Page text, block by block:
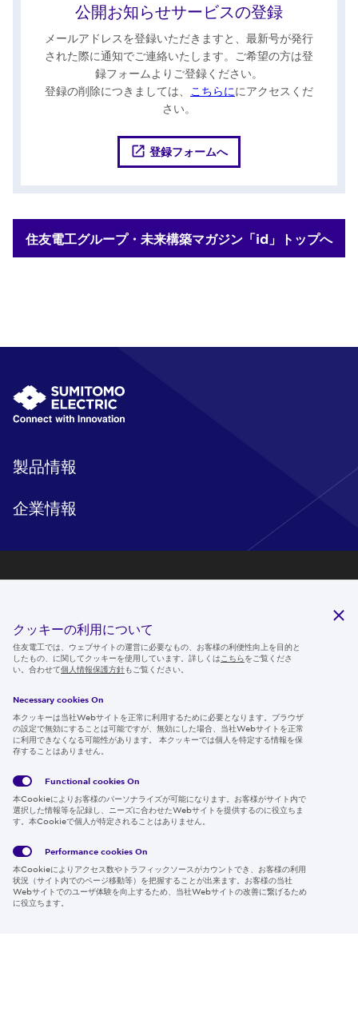
公開お知らせサービスの登録
メールアドレスを登録いただきますと、最新号が発行
された際に通知でご連絡いたします。ご希望の方は登
録フォームよりご登録ください。
登録の削除につきましては、
こちらににアクセスくだ
さい。
登録フォームへ
住友電工グループ・未来構築マガジン「id」トップへ
製品情報
企業情報
ニュースルーム
IR情報
採用情報
Global
Policy
サイト
約
Region & Language:
Japan | JP
クッキーの利用について
住友電工では、ウェブサイトの運営に必要なもの、お客様の利便性向上を目的と
したもの、に関してクッキーを使用しています。詳しくは こちらをご覧くださ
い。合わせて個人情報保護方針もご覧ください。
Necessary cookies On
本クッキーは当社Webサイトを正常に利用するために必要となります。ブラウザ
の設定で無効にすることは可能ですが、無効にした場合、当社Webサイトを正常
に利用できなくなる可能性があります。 本クッキーでは個人を特定する情報を保
存することはありません。
Functional cookies On
本Cookieによりお客様のパーソナライズが可能になります。お客様がサイト内で
選択した情報等を記録し、ニーズに合わせたWebサイトを提供するのに役立ちま
す。本Cookieで個人が特定されることはありません。
Performance cookies On
本Cookieによりアクセス数やトラフィックソースがカウントでき、お客様の利用
状況（サイト内でのページ移動等）を把握することが出来ます。お客様の当社
Webサイトでのユーザ体験を向上するため、当社Webサイトの改善に繋げるため
に役立ちます。